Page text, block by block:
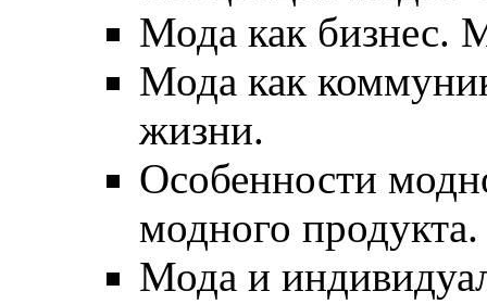
Мода как бизнес.
Мода как
жизни.
Особенности
модного продукта.
Мода и